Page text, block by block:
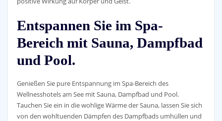
Entspannen Sie im Spa-
Bereich mit Sauna, Dampfbad
und Pool.
Genießen Sie pure Entspannung im Spa-Bereich des
Wellnesshotels am See mit Sauna, Dampfbad und Pool.
Tauchen Sie ein in die wohlige Wärme der Sauna, lassen Sie sich
von den wohltuenden Dämpfen des Dampfbads umhüllen und